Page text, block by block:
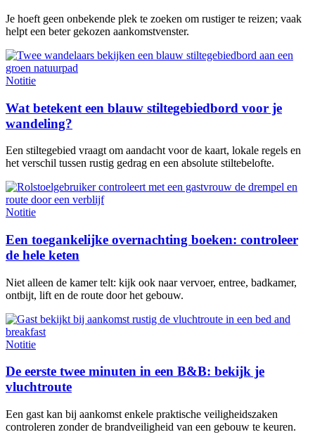
Je hoeft geen onbekende plek te zoeken om rustiger te reizen; vaak
helpt een beter gekozen aankomstvenster.
Notitie
Wat betekent een blauw stiltegebiedbord voor je
wandeling?
Een stiltegebied vraagt om aandacht voor de kaart, lokale regels en
het verschil tussen rustig gedrag en een absolute stiltebelofte.
Notitie
Een toegankelijke overnachting boeken: controleer
de hele keten
Niet alleen de kamer telt: kijk ook naar vervoer, entree, badkamer,
ontbijt, lift en de route door het gebouw.
Notitie
De eerste twee minuten in een B&B: bekijk je
vluchtroute
Een gast kan bij aankomst enkele praktische veiligheidszaken
controleren zonder de brandveiligheid van een gebouw te keuren.